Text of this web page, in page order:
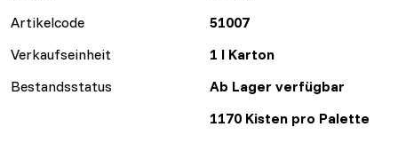
Artikelcode
51007
Verkaufseinheit
1 l Karton
Bestandsstatus
Ab Lager verfügbar
1170 Kisten pro Palette